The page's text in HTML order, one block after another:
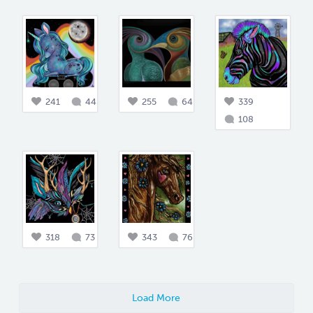
241 44 255 64
339
108
318 73 343 76
Load More